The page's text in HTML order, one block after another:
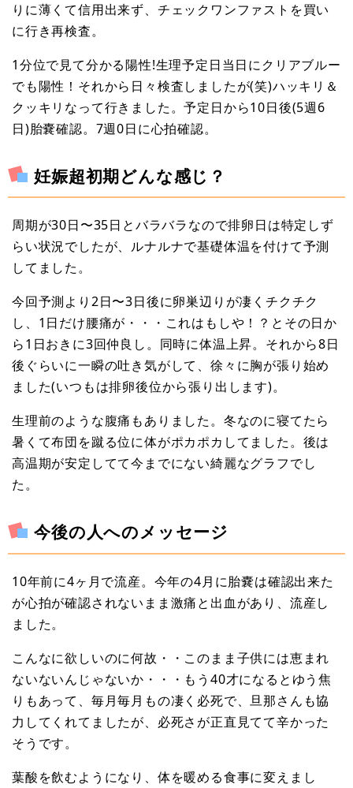
りに薄くて信用出来ず、チェックワンファストを買い
に行き再検査。
1分位で見て分かる陽性!生理予定日当日にクリアブルー
でも陽性！それから日々検査しましたが(笑)ハッキリ＆
クッキリなって行きました。予定日から10日後(5週6
日)胎嚢確認。7週0日に心拍確認。
妊娠超初期どんな感じ？
周期が30日〜35日とバラバラなので排卵日は特定しず
らい状況でしたが、ルナルナで基礎体温を付けて予測
してました。
今回予測より2日〜3日後に卵巣辺りが凄くチクチク
し、1日だけ腰痛が・・・これはもしや！？とその日か
ら1日おきに3回仲良し。同時に体温上昇。それから8日
後ぐらいに一瞬の吐き気がして、徐々に胸が張り始め
ました(いつもは排卵後位から張り出します)。
生理前のような腹痛もありました。冬なのに寝てたら
暑くて布団を蹴る位に体がポカポカしてました。後は
高温期が安定してて今までにない綺麗なグラフでし
た。
今後の人へのメッセージ
10年前に4ヶ月で流産。今年の4月に胎嚢は確認出来た
が心拍が確認されないまま激痛と出血があり、流産し
ました。
こんなに欲しいのに何故・・このまま子供には恵まれ
ないないんじゃないか・・・もう40才になるとゆう焦
りもあって、毎月毎月もの凄く必死で、旦那さんも協
力してくれてましたが、必死さが正直見てて辛かった
そうです。
葉酸を飲むようになり、体を暖める食事に変えまし